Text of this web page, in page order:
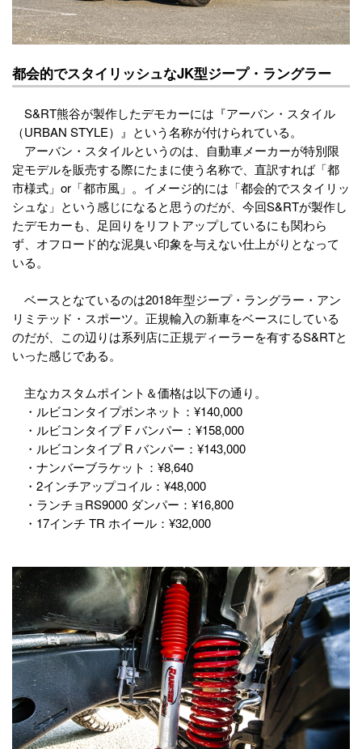
都会的でスタイリッシュなJK型ジープ・ラングラー
S&RT熊谷が製作したデモカーには『アーバン・スタイル
（URBAN STYLE）』という名称が付けられている。
アーバン・スタイルというのは、自動車メーカーが特別限
定モデルを販売する際にたまに使う名称で、直訳すれば「都
市様式」or「都市風」。イメージ的には「都会的でスタイリッ
シュな」という感じになると思うのだが、今回S&RTが製作し
たデモカーも、足回りをリフトアップしているにも関わら
ず、オフロード的な泥臭い印象を与えない仕上がりとなって
いる。
ベースとなているのは2018年型ジープ・ラングラー・アン
リミテッド・スポーツ。正規輸入の新車をベースにしている
のだが、この辺りは系列店に正規ディーラーを有するS&RTと
いった感じである。
主なカスタムポイント＆価格は以下の通り。
・ルビコンタイプボンネット：¥140,000
・ルビコンタイプ F バンパー：¥158,000
・ルビコンタイプ R バンパー：¥143,000
・ナンバーブラケット：¥8,640
・2インチアップコイル：¥48,000
・ランチョRS9000 ダンパー：¥16,800
・17インチ TR ホイール：¥32,000